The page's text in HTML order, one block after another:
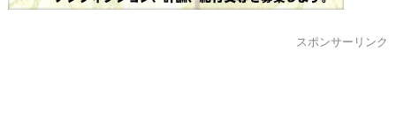
スポンサーリンク